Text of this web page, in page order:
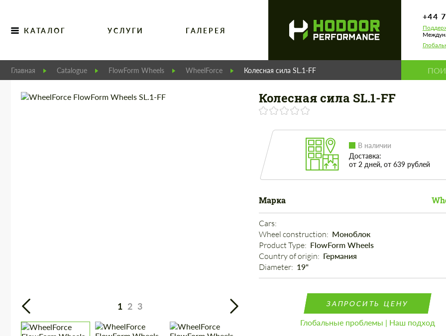
КАТАЛОГ УСЛУГИ ГАЛЕРЕЯ
+44
Главная Catalogue FlowForm Wheels WheelForce Колесная сила SL.1-FF
1 2 3
Колесная сила SL.1-FF
В наличии
Доставка:
от 2 дней, от 639 рублей
Марка
Cars:
Wheel construction: Моноблок
Product Type: FlowForm Wheels
Country of origin: Германия
Diameter: 19"
ЗАПРОСИТЬ ЦЕНУ
Глобальные проблемы | Наш подход